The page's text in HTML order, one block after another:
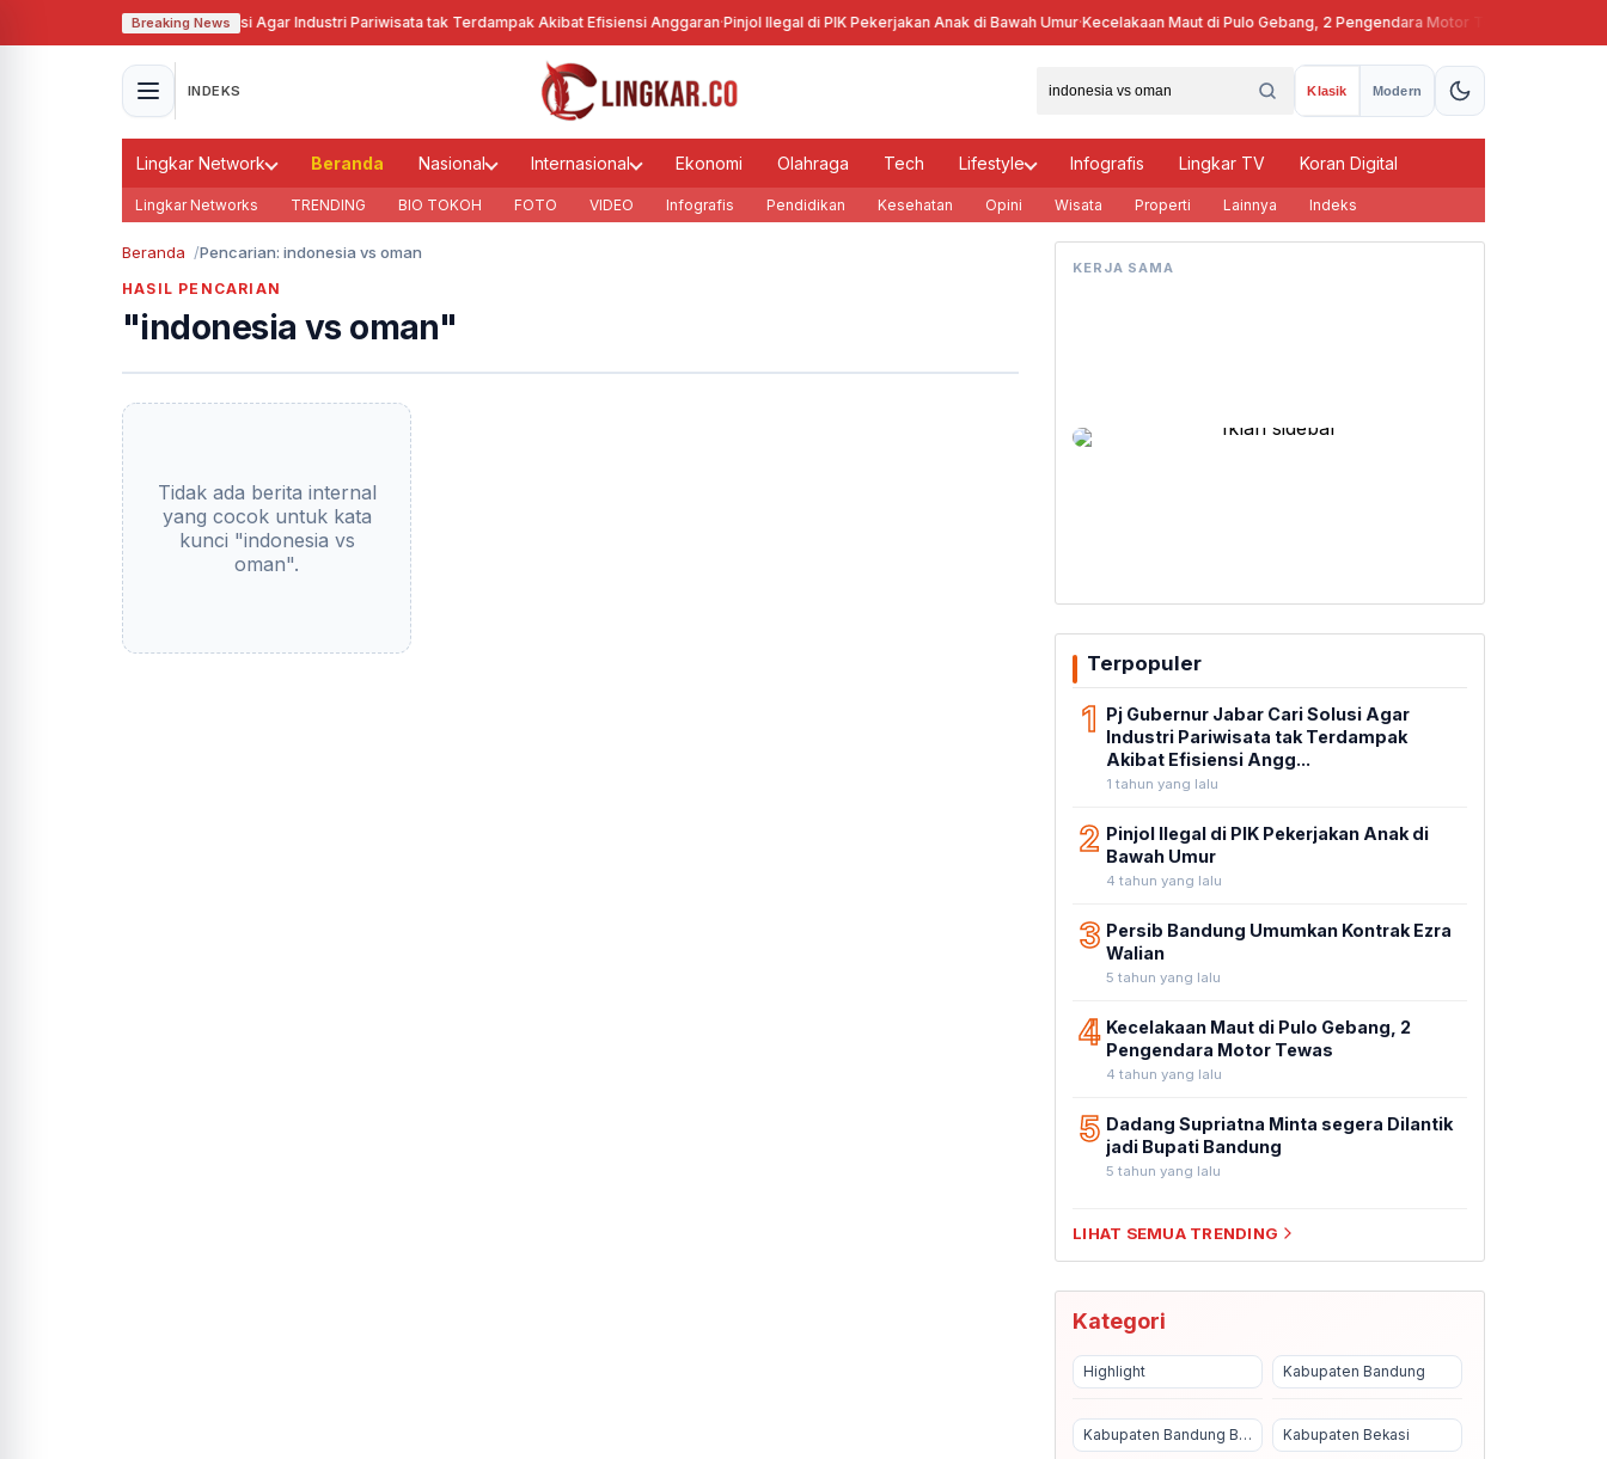
Breaking News
Pj Gubernur Jabar Cari Solusi Agar Industri Pariwisata tak Terdampak Akibat Efisiensi Anggaran·Pinjol Ilegal di PIK Pekerjakan Anak di Bawah Umur·Kecelakaan Maut di Pulo Gebang, 2 Pengendara Motor Tewas
INDEKS Klasik Modern
Lingkar Network Beranda Nasional Internasional Ekonomi Olahraga Tech Lifestyle Infografis Lingkar TV Koran Digital
Lingkar Networks TRENDING BIO TOKOH FOTO VIDEO Infografis Pendidikan Kesehatan Opini Wisata Properti Lainnya Indeks
Beranda Pencarian: indonesia vs oman
HASIL PENCARIAN
"indonesia vs oman"
Tidak ada berita internal
yang cocok untuk kata
kunci "indonesia vs
oman".
KERJA SAMA
Terpopuler
1 Pj Gubernur Jabar Cari Solusi Agar
Industri Pariwisata tak Terdampak
Akibat Efisiensi Angg...
1 tahun yang lalu
2 Pinjol Ilegal di PIK Pekerjakan Anak di
Bawah Umur
4 tahun yang lalu
3 Persib Bandung Umumkan Kontrak Ezra
Walian
5 tahun yang lalu
4 Kecelakaan Maut di Pulo Gebang, 2
Pengendara Motor Tewas
4 tahun yang lalu
5 Dadang Supriatna Minta segera Dilantik
jadi Bupati Bandung
5 tahun yang lalu
LIHAT SEMUA TRENDING
Kategori
Highlight Kabupaten Bandung
Kabupaten Bandung Barat Kabupaten Bekasi